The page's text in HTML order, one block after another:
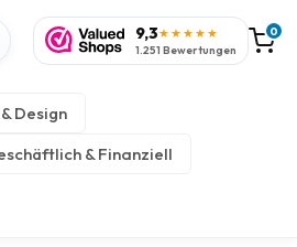
9,3★★★★★
1.251 Bewertungen
0
Design
& Finanziell